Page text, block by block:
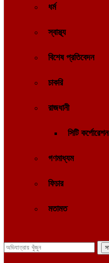
ধর্ম
স্বাস্থ্য
বিশেষ প্রতিবেদন
চাকরি
রাজধানী
সিটি কর্পোরেশন
গণমাধ্যম
ফিচার
মতামত